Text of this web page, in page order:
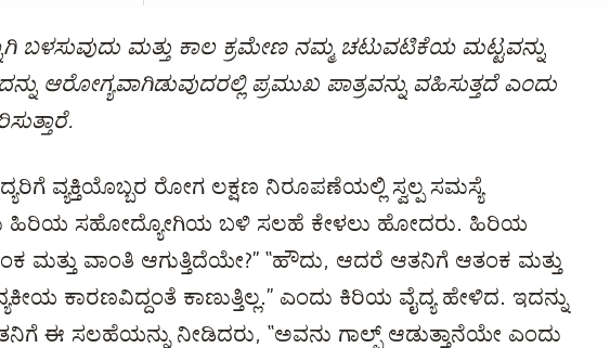
ಬಳಸುವುದು ಮತ್ತು ಕಾಲ ಕ್ರಮೇಣ ನಮ್ಮ ಚಟುವಟಿಕೆಯ ಮಟ್ಟವನ್ನು
ಆರೋಗ್ಯವಾಗಿಡುವುದರಲ್ಲಿ ಪ್ರಮುಖ ಪಾತ್ರವನ್ನು ವಹಿಸುತ್ತದೆ ಎಂದು
ವ್ಯಕ್ತಿಯೊಬ್ಬರ ರೋಗ ಲಕ್ಷಣ ನಿರೂಪಣೆಯಲ್ಲಿ ಸ್ವಲ್ಪ ಸಮಸ್ಯೆ
ಹಿರಿಯ ಸಹೋದ್ಯೋಗಿಯ ಬಳಿ ಸಲಹೆ ಕೇಳಲು ಹೋದರು. ಹಿರಿಯ
ವಾಂತಿ ಆಗುತ್ತಿದೆಯೇ?” “ಹೌದು, ಆದರೆ ಆತನಿಗೆ ಆತಂಕ ಮತ್ತು
ಕಾರಣವಿದ್ದಂತೆ ಕಾಣುತ್ತಿಲ್ಲ.” ಎಂದು ಕಿರಿಯ ವೈದ್ಯ ಹೇಳಿದ. ಇದನ್ನು
ಈ ಸಲಹೆಯನ್ನು ನೀಡಿದರು, “ಅವನು ಗಾಲ್ಫ್ ಆಡುತ್ತಾನೆಯೇ ಎಂದು